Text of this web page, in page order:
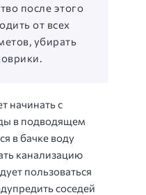
после этого
от всех
убирать
начинать с
в подводящем
в бачке воду
канализацию
пользоваться
соседей